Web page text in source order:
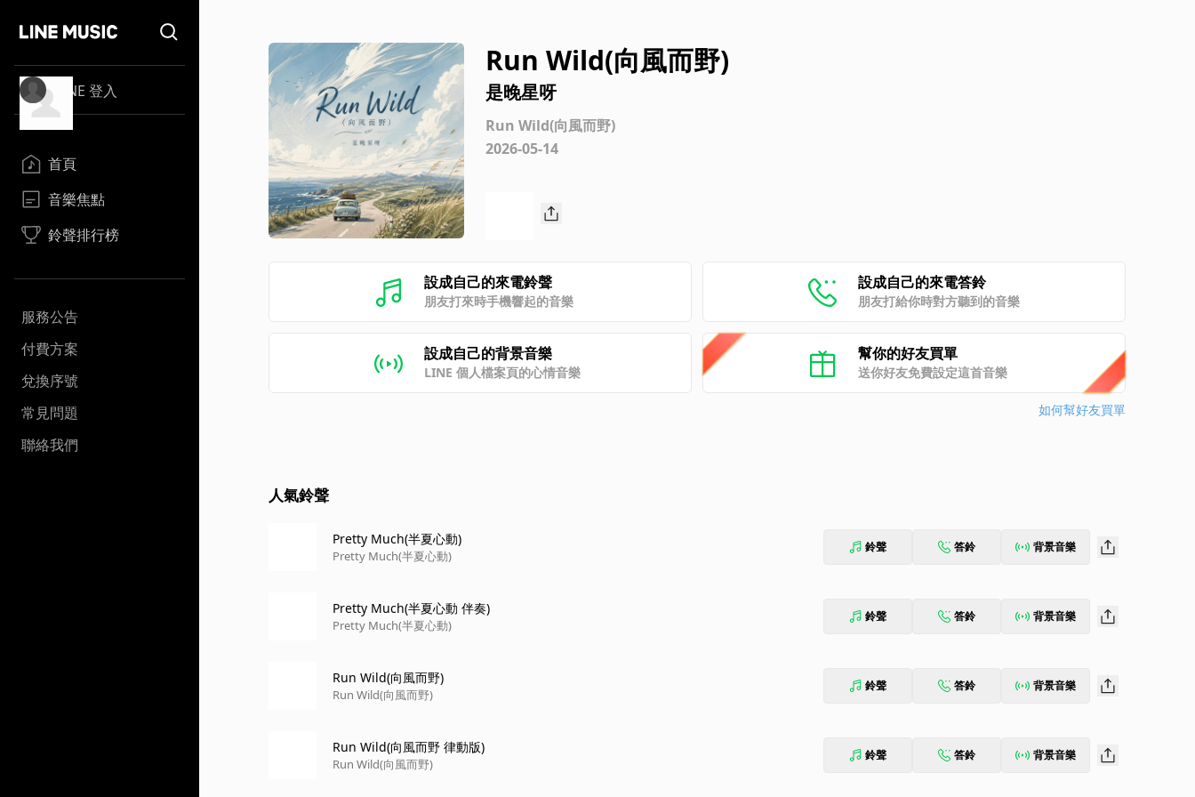
LINE 登入
首頁
音樂焦點
鈴聲排行榜
服務公告
付費方案
兌換序號
常見問題
聯絡我們
Run Wild(向風而野)
是晚星呀
Run Wild(向風而野)
2026-05-14
設成自己的來電鈴聲
朋友打來時手機響起的音樂
設成自己的來電答鈴
朋友打給你時對方聽到的音樂
設成自己的背景音樂
LINE 個人檔案頁的心情音樂
幫你的好友買單
送你好友免費設定這首音樂
如何幫好友買單
人氣鈴聲
Pretty Much(半夏心動)
Pretty Much(半夏心動)
鈴聲 答鈴 背景音樂
Pretty Much(半夏心動 伴奏)
Pretty Much(半夏心動)
鈴聲 答鈴 背景音樂
Run Wild(向風而野)
Run Wild(向風而野)
鈴聲 答鈴 背景音樂
Run Wild(向風而野 律動版)
Run Wild(向風而野)
鈴聲 答鈴 背景音樂